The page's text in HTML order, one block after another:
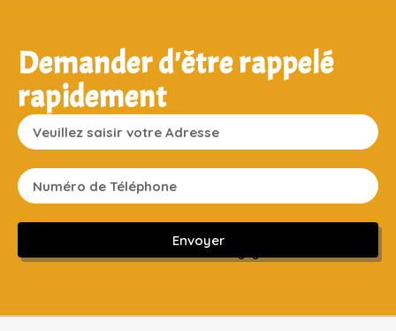
Demander d'être rappelé
rapidement
Envoyer
Sans engagement ni frais cachés